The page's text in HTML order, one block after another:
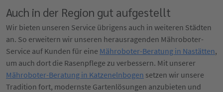
Auch in der Region gut aufgestellt
Wir bieten unseren Service übrigens auch in weiteren Städten
an. So erweitern wir unseren herausragenden Mähroboter-
Service auf Kunden für eine Mähroboter-Beratung in Nastätten,
um auch dort die Rasenpflege zu verbessern. Mit unserer
Mähroboter-Beratung in Katzenelnbogen setzen wir unsere
Tradition fort, modernste Gartenlösungen anzubieten und